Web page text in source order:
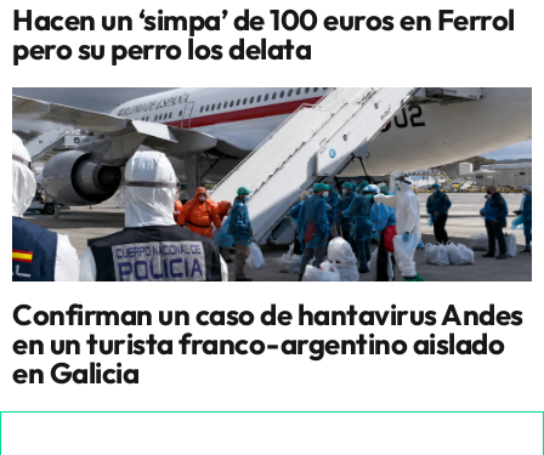
Hacen un ‘simpa’ de 100 euros en Ferrol
pero su perro los delata
Confirman un caso de hantavirus Andes
en un turista franco-argentino aislado
en Galicia